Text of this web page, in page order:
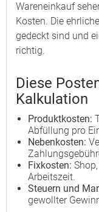
Wareneinkauf
Kosten. Die
gedeckt sind und
richtig.
Diese
Kalkulation
Produktkosten:
Abfüllung pro
Nebenkosten:
Fixkosten:
Arbeitszeit.
Steuern und
gewollter